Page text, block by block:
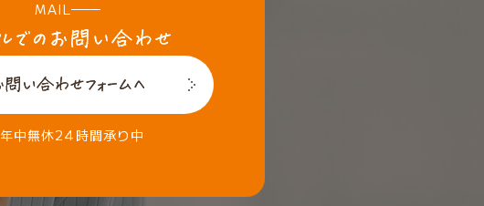
MAIL
年中無休24時間承り中